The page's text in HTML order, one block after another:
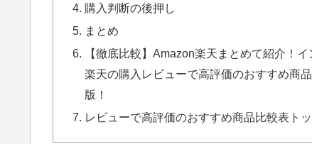
購入判断の後押し
まとめ
【徹底比較】Amazon楽天まとめて紹介！
楽天の購入レビューで高評価のおすすめ商
版！
レビューで高評価のおすすめ商品比較表ト